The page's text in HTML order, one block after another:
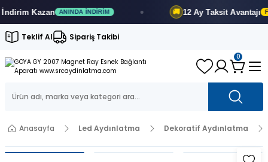
Kazan ANINDA İNDIRIM 12 Ay Taksit Avantajı
Teklif Al Sipariş Takibi
0
Anasayfa Led Aydınlatma Dekoratif Aydınlatma